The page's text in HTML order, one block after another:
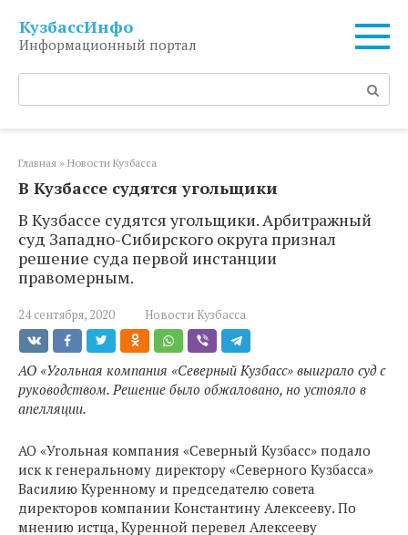
контенту
КузбассИнфо
Информационный портал
Поиск:
Главная » Новости Кузбасса
В Кузбассе судятся угольщики
В Кузбассе судятся угольщики. Арбитражный
суд Западно-Сибирского округа признал
решение суда первой инстанции
правомерным.
24 сентября, 2020 Новости Кузбасса
АО «Угольная компания «Северный Кузбасс» выиграло суд с
руководством. Решение было обжаловано, но устояло в
апелляции.
АО «Угольная компания «Северный Кузбасс» подало
иск к генеральному директору «Северного Кузбасса»
Василию Куренному и председателю совета
директоров компании Константину Алексееву. По
мнению истца, Куренной перевел Алексееву